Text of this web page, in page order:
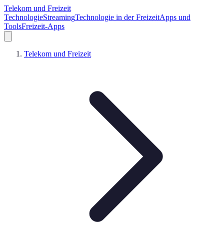
Telekom und Freizeit
TechnologieStreamingTechnologie in der FreizeitApps und
ToolsFreizeit-Apps
Telekom und Freizeit